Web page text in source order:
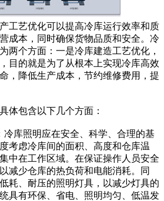
艺优化可以提高冷库运行效率和质
成本，同时确保货物品质和安全。冷
两个方面：一是冷库建造工艺优化，
目的就是为了从根本上实现冷库高效
，降低生产成本，节约维修费用，提
包含以下几个方面：
库照明应在安全、科学、合理的基
考虑冷库间的面积、高度和仓库温
中在工作区域。在保证操作人员安全
减少仓库的热负荷和电能消耗。同
耗、耐压的照明灯具，以减少灯具的
具有环保、省电、照明均匀、低温发